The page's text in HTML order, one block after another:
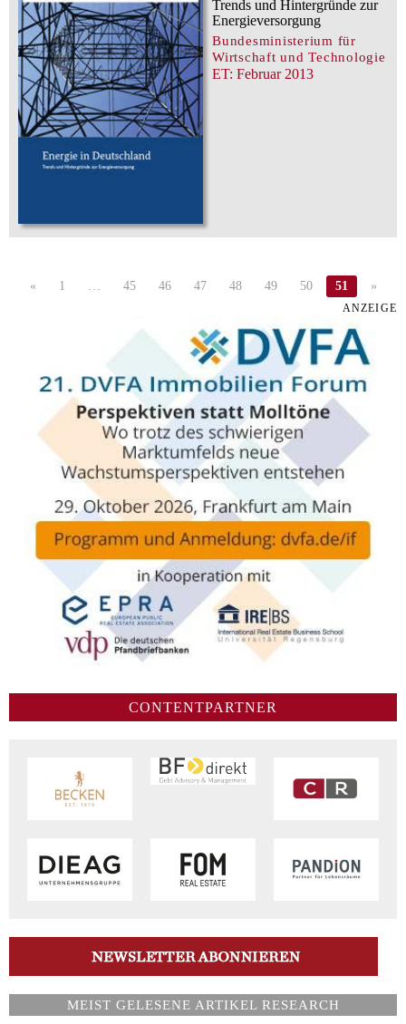
Trends und Hintergründe zur
Energieversorgung
Bundesministerium für
Wirtschaft und Technologie
ET: Februar 2013
« 1 … 45 46 47 48 49 50 51 »
ANZEIGE
CONTENTPARTNER
MEIST GELESENE ARTIKEL RESEARCH